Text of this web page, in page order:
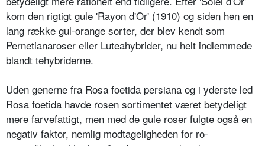
kom den rigtigt gule 'Rayon d'Or' (1910) og si­den hen en
lang række gul-orange sorter, der blev kendt som
Pernetiana­roser eller Luteahybrider, nu helt indlemmede
blandt tehybriderne.
Uden generne fra Rosa foetida persiana og i yderste led
Rosa foetida havde rosen sortimentet været betydeligt
mere farvefattigt, men med de gule roser fulgte også en
negativ faktor, nemlig modtageligheden for ro­